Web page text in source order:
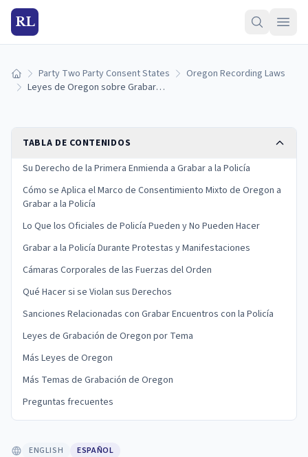
RL
Inicio Party Two Party Consent States
Oregon Recording Laws
Leyes de Oregon sobre Grabar a la Policía: Sus Derechos y Límites Legales
TABLA DE CONTENIDOS
Su Derecho de la Primera Enmienda a Grabar a la Policía
Cómo se Aplica el Marco de Consentimiento Mixto de Oregon a
Grabar a la Policía
Lo Que los Oficiales de Policía Pueden y No Pueden Hacer
Grabar a la Policía Durante Protestas y Manifestaciones
Cámaras Corporales de las Fuerzas del Orden
Qué Hacer si se Violan sus Derechos
Sanciones Relacionadas con Grabar Encuentros con la Policía
Leyes de Grabación de Oregon por Tema
Más Leyes de Oregon
Más Temas de Grabación de Oregon
Preguntas frecuentes
ENGLISH ESPAÑOL